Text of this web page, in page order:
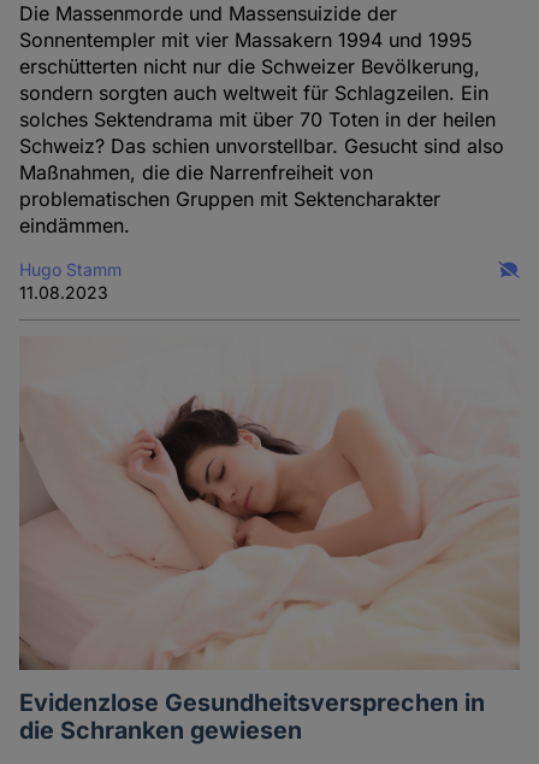
Die Massenmorde und Massensuizide der
Sonnentempler mit vier Massakern 1994 und 1995
erschütterten nicht nur die Schweizer Bevölkerung,
sondern sorgten auch weltweit für Schlagzeilen. Ein
solches Sektendrama mit über 70 Toten in der heilen
Schweiz? Das schien unvorstellbar. Gesucht sind also
Maßnahmen, die die Narrenfreiheit von
problematischen Gruppen mit Sektencharakter
eindämmen.
Hugo Stamm
11.08.2023
Evidenzlose Gesundheitsversprechen in
die Schranken gewiesen